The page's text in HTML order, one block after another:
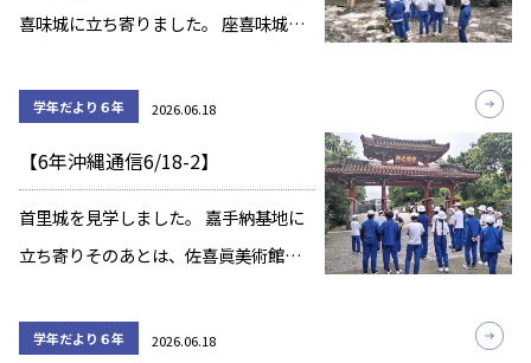
喜味城に立ち寄りました。 座喜味城で
マ、シムクガマの見学に行きました。
学年だより６年 2026.06.18
【6年沖縄通信6/18-2】
首里城を見学しました。 嘉手納基地に
立ち寄りそのあとは、佐喜眞美術館の
学年だより６年 2026.06.18